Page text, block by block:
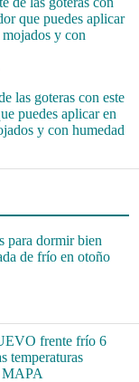
las goteras con este
puedes aplicar en
y con humedad
para dormir bien
de frío en otoño
frente frío 6
temperaturas
MAPA